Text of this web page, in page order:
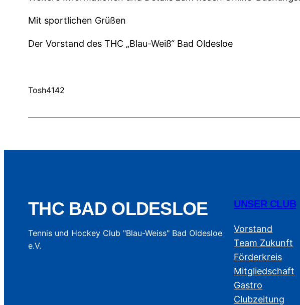
Mit sportlichen Grüßen
Der Vorstand des THC „Blau-Weiß“ Bad Oldesloe
Tosh4142
THC BAD OLDESLOE
Tennis und Hockey Club "Blau-Weiss" Bad Oldesloe
e.V.
UNSER CLUB
Vorstand
Team Zukunft
Förderkreis
Mitgliedschaft
Gastro
Clubzeitung